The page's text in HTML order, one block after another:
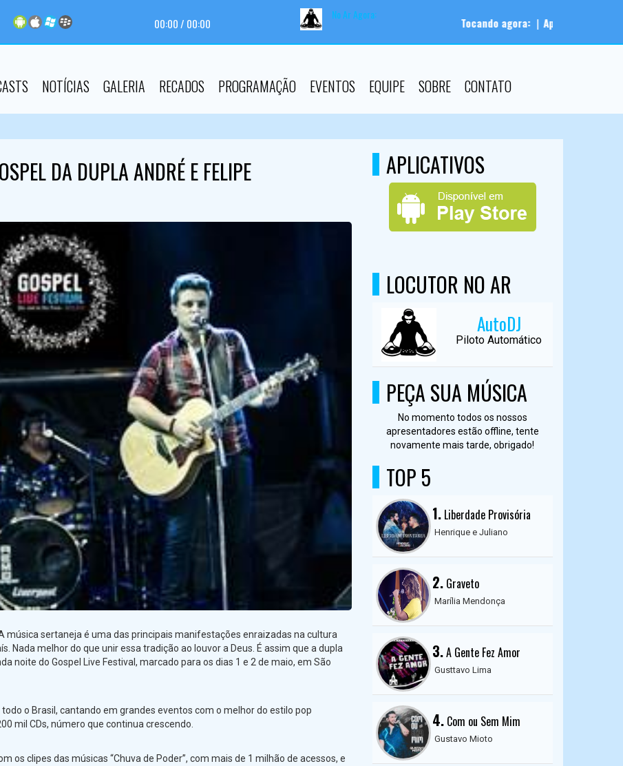
00:00/ 00:00
No Ar Agora:
Tocando agora:|Apresentador:
NOTÍCIAS GALERIA RECADOS PROGRAMAÇÃO EVENTOS EQUIPE SOBRE CONTATO
DA DUPLA ANDRÉ E FELIPE
música sertaneja é uma das principais manifestações enraizadas na cultura
Nada melhor do que unir essa tradição ao louvor a Deus. É assim que a dupla
noite do Gospel Live Festival, marcado para os dias 1 e 2 de maio, em São
o Brasil, cantando em grandes eventos com o melhor do estilo pop
mil CDs, número que continua crescendo.
os clipes das músicas “Chuva de Poder”, com mais de 1 milhão de acessos, e
APLICATIVOS
LOCUTOR NO AR
AutoDJ
Piloto Automático
PEÇA SUA MÚSICA
No momento todos os nossos
apresentadores estão offline, tente
novamente mais tarde, obrigado!
TOP 5
1.Liberdade Provisória
Henrique e Juliano
2.Graveto
Marília Mendonça
3.A Gente Fez Amor
Gusttavo Lima
4.Com ou Sem Mim
Gustavo Mioto